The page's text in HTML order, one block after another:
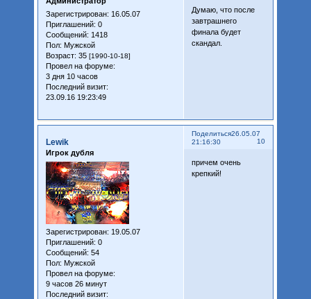
Зарегистрирован: 16.05.07
Приглашений: 0
Сообщений: 1418
Пол: Мужской
Возраст: 35 [1990-10-18]
Провел на форуме:
3 дня 10 часов
Последний визит:
23.09.16 19:23:49
Думаю, что после
завтрашнего
финала будет
скандал.
Поделиться
10
26.05.07
21:16:30
Lewik
Игрок дубля
Зарегистрирован: 19.05.07
Приглашений: 0
Сообщений: 54
Пол: Мужской
Провел на форуме:
9 часов 26 минут
Последний визит:
причем очень
крепкий!